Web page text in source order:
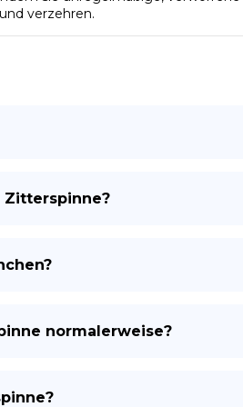
DE
verzehren.
normalerweise?